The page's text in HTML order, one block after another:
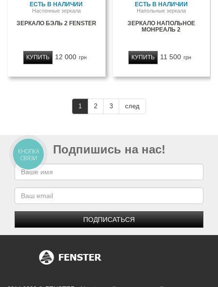
ЕСТЬ В НАЛИЧИИ
Настенные зеркала
ЗЕРКАЛО БЭЛЬ 2 FENSTER
12 000 грн
КУПИТЬ
ЕСТЬ В НАЛИЧИИ
Напольные зеркала
ЗЕРКАЛО НАПОЛЬНОЕ
МОНРЕАЛЬ 2
11 500 грн
КУПИТЬ
1 2 3 след
Подпишись на нас!
ПОДПИСАТЬСЯ
КНОПКА
СВЯЗИ